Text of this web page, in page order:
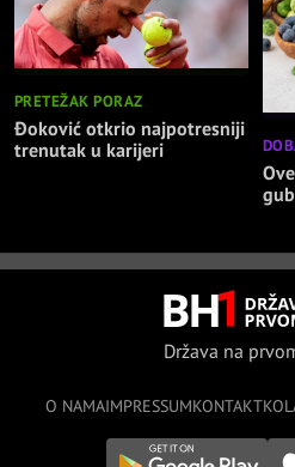
PRETEŽAK PORAZ
Đoković otkrio najpotresniji
trenutak u karijeri
Država na
O NAMAIMPRESSUMKONTAKT